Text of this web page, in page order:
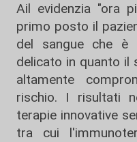
Ail evidenzia "ora
primo posto il
del sangue che è
delicato in quanto il
altamente
rischio. I risultati
terapie innovative
tra cui